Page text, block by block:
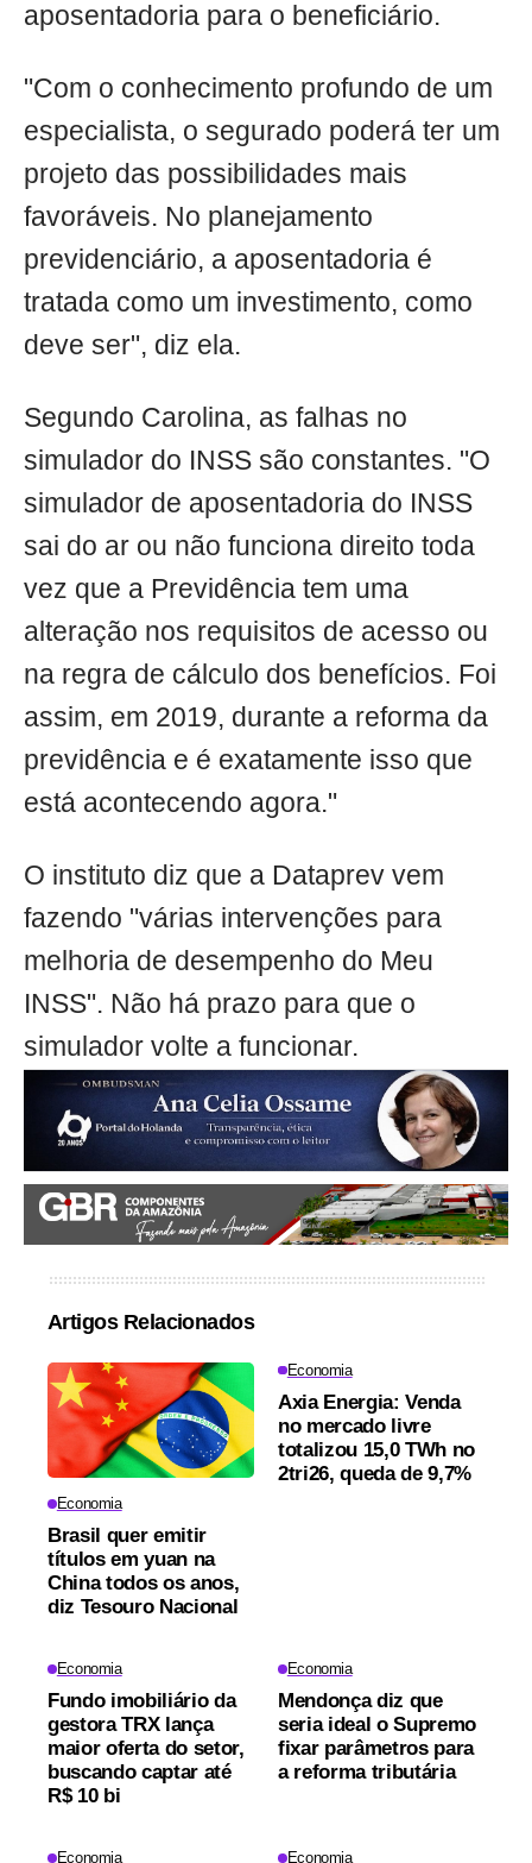
aposentadoria para o beneficiário.
"Com o conhecimento profundo de um
especialista, o segurado poderá ter um
projeto das possibilidades mais
favoráveis. No planejamento
previdenciário, a aposentadoria é
tratada como um investimento, como
deve ser", diz ela.
Segundo Carolina, as falhas no
simulador do INSS são constantes. "O
simulador de aposentadoria do INSS
sai do ar ou não funciona direito toda
vez que a Previdência tem uma
alteração nos requisitos de acesso ou
na regra de cálculo dos benefícios. Foi
assim, em 2019, durante a reforma da
previdência e é exatamente isso que
está acontecendo agora."
O instituto diz que a Dataprev vem
fazendo "várias intervenções para
melhoria de desempenho do Meu
INSS". Não há prazo para que o
simulador volte a funcionar.
Artigos Relacionados
Economia
Brasil quer emitir
títulos em yuan na
China todos os anos,
diz Tesouro Nacional
Economia
Axia Energia: Venda
no mercado livre
totalizou 15,0 TWh no
2tri26, queda de 9,7%
Economia
Fundo imobiliário da
gestora TRX lança
maior oferta do setor,
buscando captar até
R$ 10 bi
Economia
Mendonça diz que
seria ideal o Supremo
fixar parâmetros para
a reforma tributária
Economia Economia